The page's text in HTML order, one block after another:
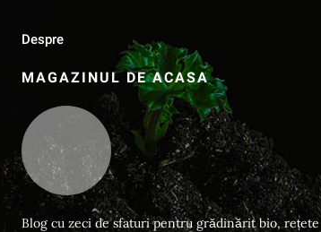
Despre
MAGAZINUL DE ACASA
Blog cu zeci de sfaturi pentru grădinărit bio, rețete